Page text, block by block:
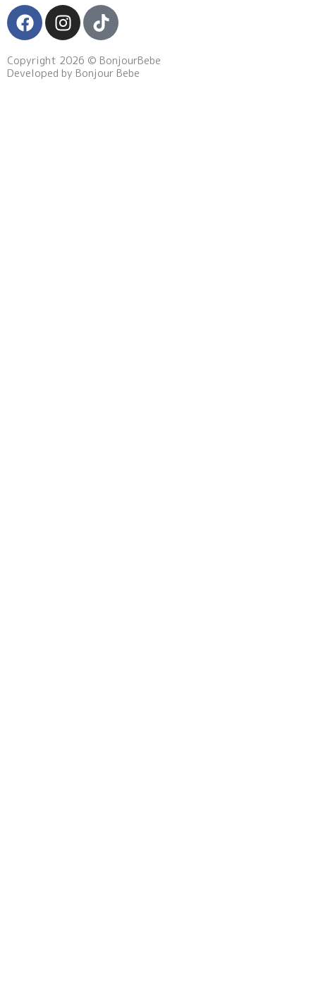
F
a
c
e
b
I
n
s
t
a
T
i
k
t
o
Copyright 2026 © BonjourBebe
Developed by Bonjour Bebe